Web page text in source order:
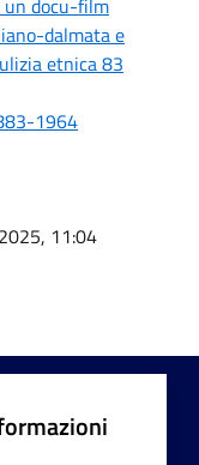
dalmata e
etnica 83
1964
11:04